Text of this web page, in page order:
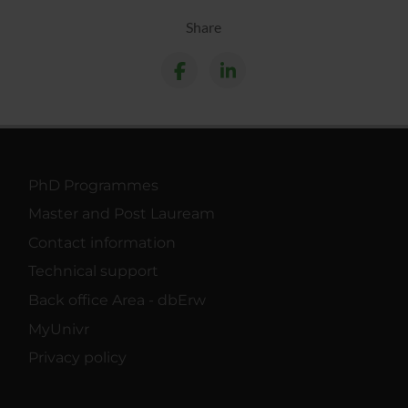
Share
PhD Programmes
Master and Post Lauream
Contact information
Technical support
Back office Area - dbErw
MyUnivr
Privacy policy